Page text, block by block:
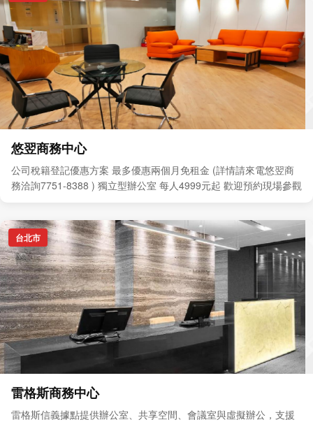
悠翌商務中心
公司稅籍登記優惠方案 最多優惠兩個月免租金 (詳情請來電悠翌商
務洽詢7751-8388 ) 獨立型辦公室 每人4999元起 歡迎預約現場參觀
台北市
雷格斯商務中心
雷格斯信義據點提供辦公室、共享空間、會議室與虛擬辦公，支援